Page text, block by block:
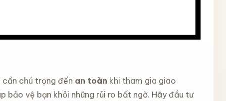
chú trọng đến an toàn khi tham gia giao
bảo vệ bạn khỏi những rủi ro bất ngờ. Hãy đầu tư